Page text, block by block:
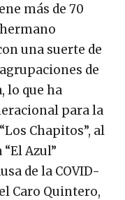
más de 70
una suerte de
de
lo que ha
para la
Chapitos”, al
Azul”
de la COVID-
Caro Quintero,